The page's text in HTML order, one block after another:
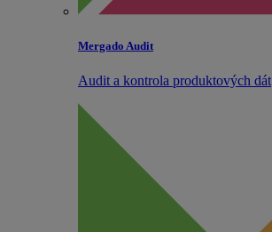
Mergado Audit
Audit a kontrola produktových dát